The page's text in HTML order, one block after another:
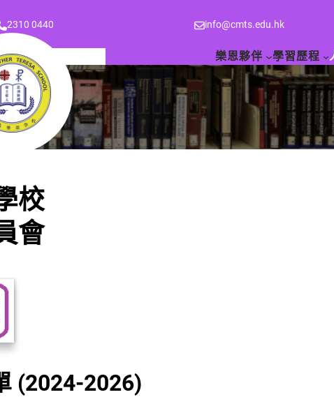
2310 0440 info@cmts.edu.hk
樂恩夥伴 學習歷程
校
會
(2024-2026)